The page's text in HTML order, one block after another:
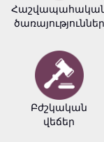
ծառայություններ
Բժշկական
վեճեր